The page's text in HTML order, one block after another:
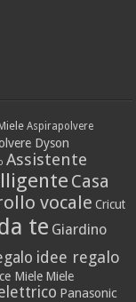
Aspirapolvere
Dyson
Assistente
Casa
vocale Cricut
te Giardino
idee regalo
Miele Miele
Panasonic